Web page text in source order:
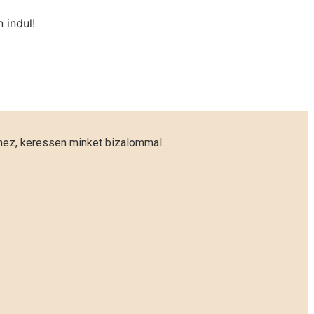
indul!
keressen minket bizalommal.